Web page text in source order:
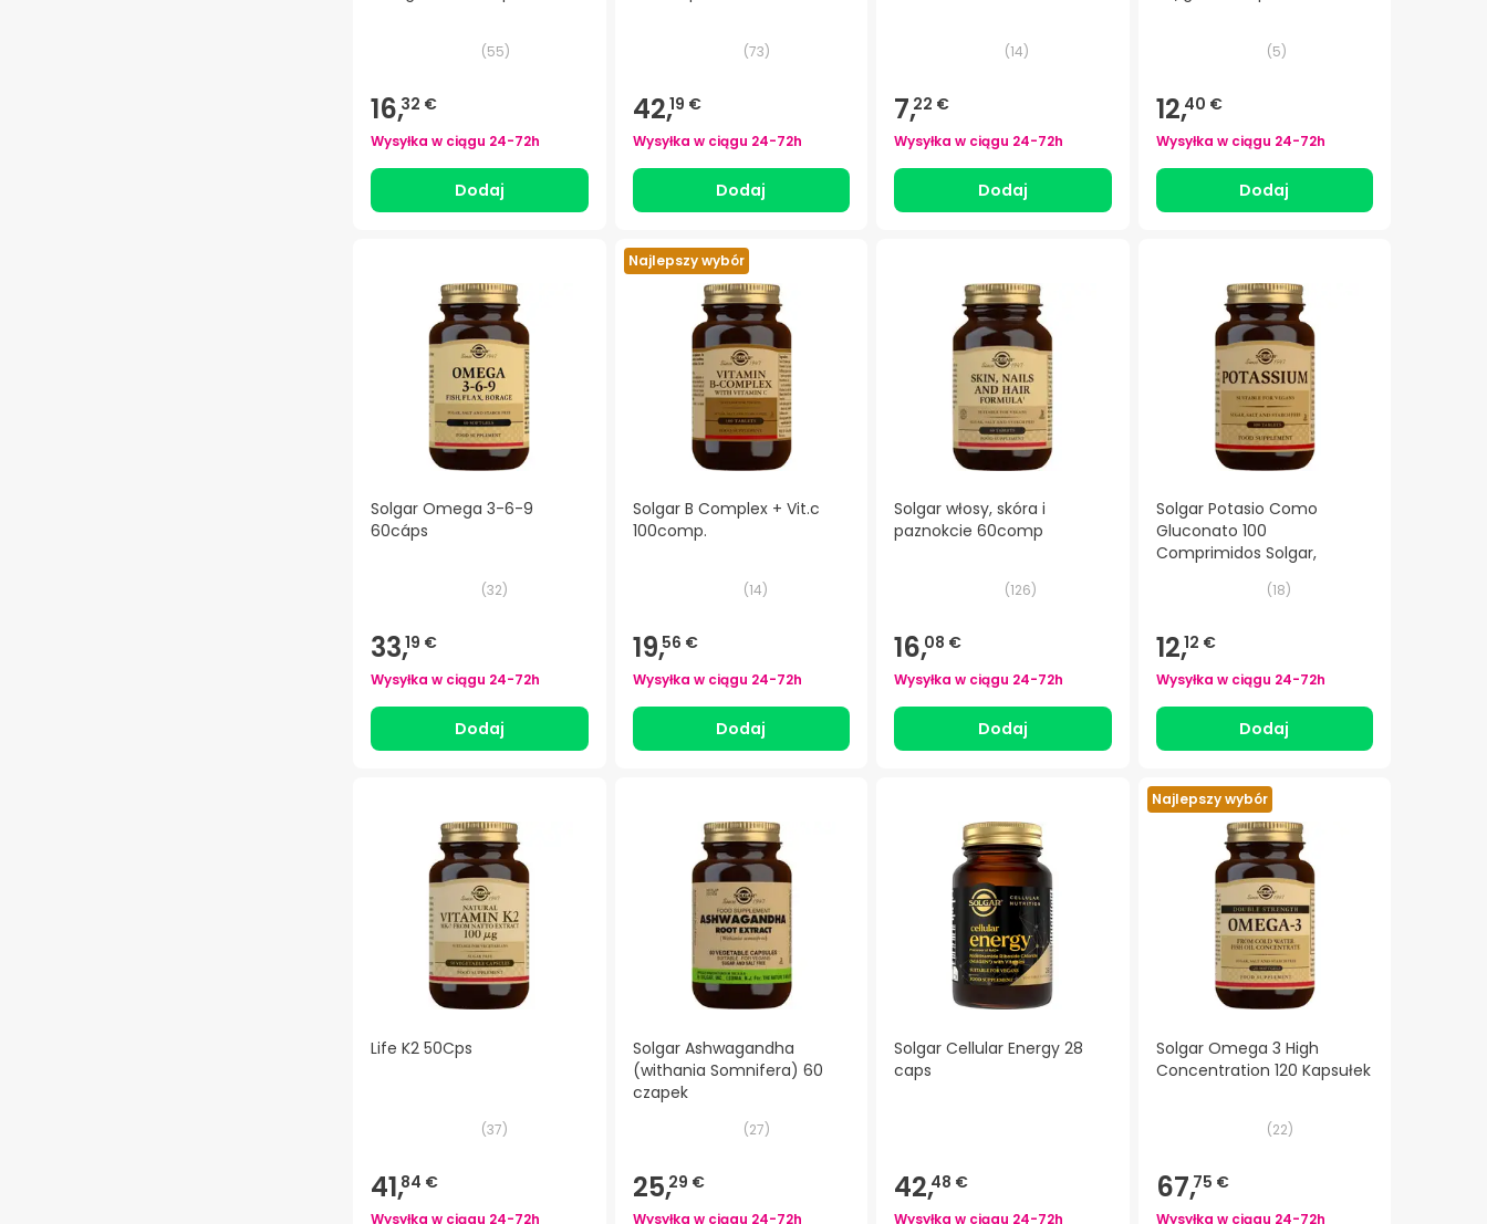
(55)
16,32 €
Wysyłka w ciągu 24-72h
Dodaj
(73)
42,19 €
Wysyłka w ciągu 24-72h
Dodaj
(14)
7,22 €
Wysyłka w ciągu 24-72h
Dodaj
(5)
12,40 €
Wysyłka w ciągu 24-72h
Dodaj
Solgar Omega 3-6-9
60cáps
(32)
33,19 €
Wysyłka w ciągu 24-72h
Dodaj
Najlepszy wybór
Solgar B Complex + Vit.c
100comp.
(14)
19,56 €
Wysyłka w ciągu 24-72h
Dodaj
Solgar włosy, skóra i
paznokcie 60comp
(126)
16,08 €
Wysyłka w ciągu 24-72h
Dodaj
Solgar Potasio Como
Gluconato 100
Comprimidos Solgar,
(18)
12,12 €
Wysyłka w ciągu 24-72h
Dodaj
Life K2 50Cps
(37)
41,84 €
Wysyłka w ciągu 24-72h
Solgar Ashwagandha
(withania Somnifera) 60
czapek
(27)
25,29 €
Wysyłka w ciągu 24-72h
Solgar Cellular Energy 28
caps
42,48 €
Wysyłka w ciągu 24-72h
Najlepszy wybór
Solgar Omega 3 High
Concentration 120 Kapsułek
(22)
67,75 €
Wysyłka w ciągu 24-72h